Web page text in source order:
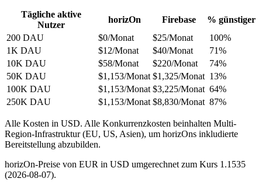
Tägliche aktive
Nutzer
horizOn Firebase
% günstiger
200 DAU
$0/Monat $25/Monat
100%
1K DAU
$12/Monat $40/Monat
71%
10K DAU
$58/Monat $220/Monat
74%
50K DAU
$1,153/Monat $1,325/Monat 13%
100K DAU
$1,153/Monat $3,225/Monat 64%
250K DAU
$1,153/Monat $8,830/Monat 87%
Alle Kosten in USD. Alle Konkurrenzkosten beinhalten Multi-
Region-Infrastruktur (EU, US, Asien), um horizOns inkludierte
Bereitstellung abzubilden.
horizOn-Preise von EUR in USD umgerechnet zum Kurs 1.1535
(2026-08-07).